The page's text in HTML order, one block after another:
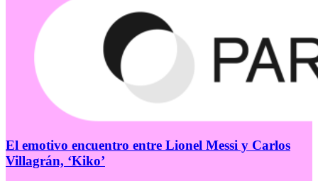
El emotivo encuentro entre Lionel Messi y Carlos
Villagrán, ‘Kiko’